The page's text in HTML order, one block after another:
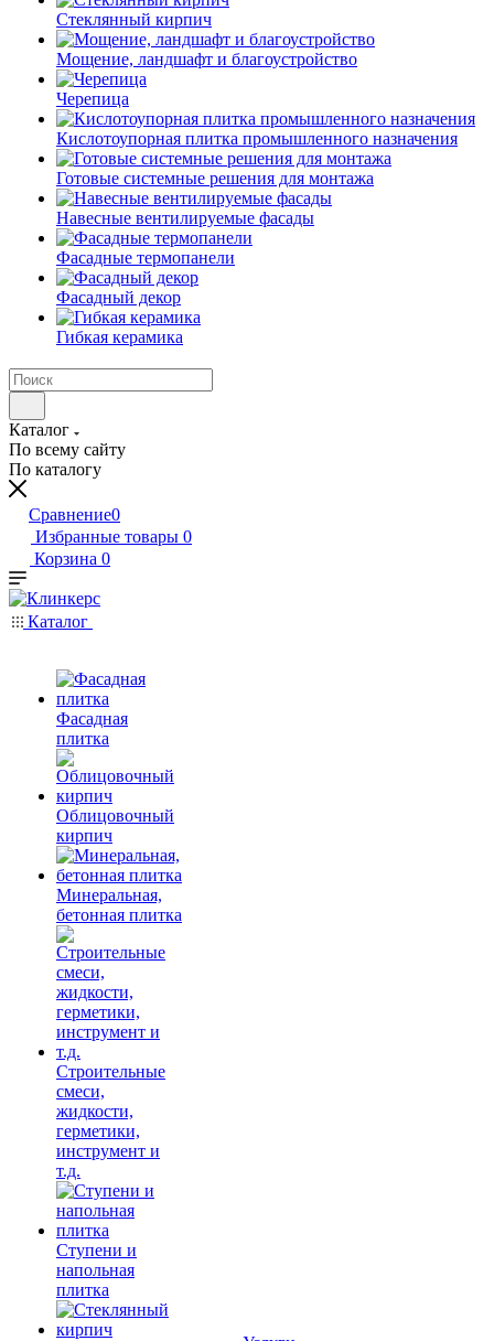
Cтеклянный кирпич
Мощение, ландшафт и благоустройство
Черепица
Кислотоупорная плитка промышленного назначения
Готовые системные решения для монтажа
Навесные вентилируемые фасады
Фасадные термопанели
Фасадный декор
Гибкая керамика
Каталог
По всему сайту
По каталогу
Сравнение0
Избранные товары 0
Корзина 0
Каталог
Фасадная
плитка
Облицовочный
кирпич
Минеральная,
бетонная плитка
Строительные
смеси,
жидкости,
герметики,
инструмент и
т.д.
Ступени и
напольная
плитка